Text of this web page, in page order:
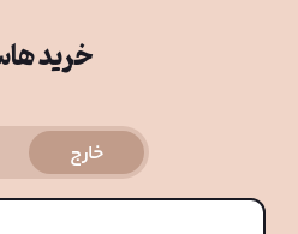
خرید
خارج